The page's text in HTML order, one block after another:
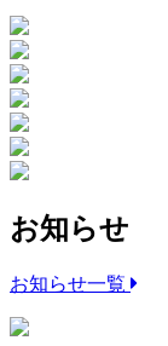
お知らせ
お知らせ一覧